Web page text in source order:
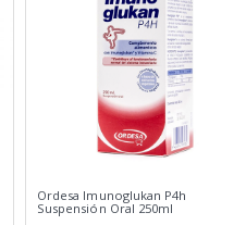
Ordesa Imunoglukan P4h
Suspensión Oral 250ml